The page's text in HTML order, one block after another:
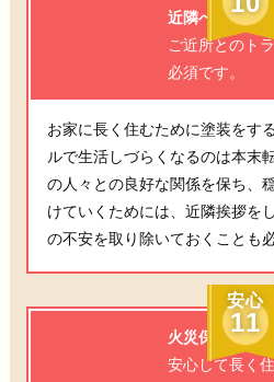
近隣へ工事の
ご近所とのト
必須です。
お家に長く住むために塗装をす
ルで生活しづらくなるのは本末
の人々との良好な関係を保ち、
けていくためには、近隣挨拶を
の不安を取り除いておくことも
安心
11
火災保険にも
安心して長く